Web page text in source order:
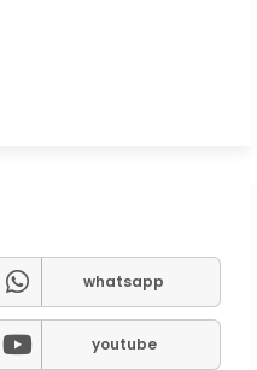
whatsapp
youtube